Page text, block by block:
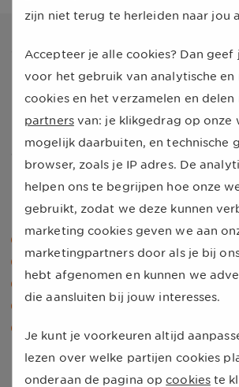
Wat is het 111 formulier?
In welke landen heb ik een 111
nodig?
Bosnië-Herzegovina.
Montenegro.
Tunesië.
Hoe kan ik een 111 formulier
zijn niet terug te herleiden naar jou
Accepteer je alle cookies? Dan
voor het gebruik van analytische en
cookies en het verzamelen en delen
partners van: je klikgedrag op onze
mogelijk daarbuiten, en technische
browser, zoals je IP adres. De
helpen ons te begrijpen hoe onze
gebruikt, zodat we deze kunnen
marketing cookies geven we aan
marketingpartners door als je bij
hebt afgenomen en kunnen we
die aansluiten bij jouw interesses.
Je kunt je voorkeuren altijd
lezen over welke partijen cookies
onderaan de pagina op cookies te